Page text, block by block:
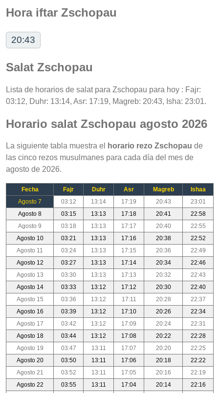
Hora iftar Zschopau
20:43
Salat Zschopau
Lista de horarios de salat para Zschopau para hoy : Fajr:
03:12, Duhr: 13:14, Asr: 17:19, Magreb: 20:43, Isha: 23:01.
Horario salat Zschopau agosto 2026
La siguiente tabla muestra el horario rezo Zschopau de
las cinco rezos musulmanes para cada día del mes de
agosto de 2026.
Fecha Fajr Duhr Asr Magreb
Ishaa
Agosto 7
03:12 13:14 17:19 20:43
23:01
Agosto 8
03:15 13:13 17:18 20:41
22:58
Agosto 9
03:18 13:13 17:17 20:40
22:55
Agosto 10
03:21 13:13 17:16 20:38
22:52
Agosto 11
03:24 13:13 17:15 20:36
22:49
Agosto 12
03:27 13:13 17:14 20:34
22:46
Agosto 13
03:30 13:13 17:13 20:32
22:43
Agosto 14
03:33 13:12 17:12 20:30
22:40
Agosto 15
03:36 13:12 17:11 20:28
22:37
Agosto 16
03:39 13:12 17:10 20:26
22:34
Agosto 17
03:42 13:12 17:09 20:24
22:31
Agosto 18
03:44 13:12 17:08 20:22
22:28
Agosto 19
03:47 13:11 17:07 20:20
22:25
Agosto 20
03:50 13:11 17:06 20:18
22:22
Agosto 21
03:52 13:11 17:05 20:16
22:19
Agosto 22
03:55 13:11 17:04 20:14
22:16